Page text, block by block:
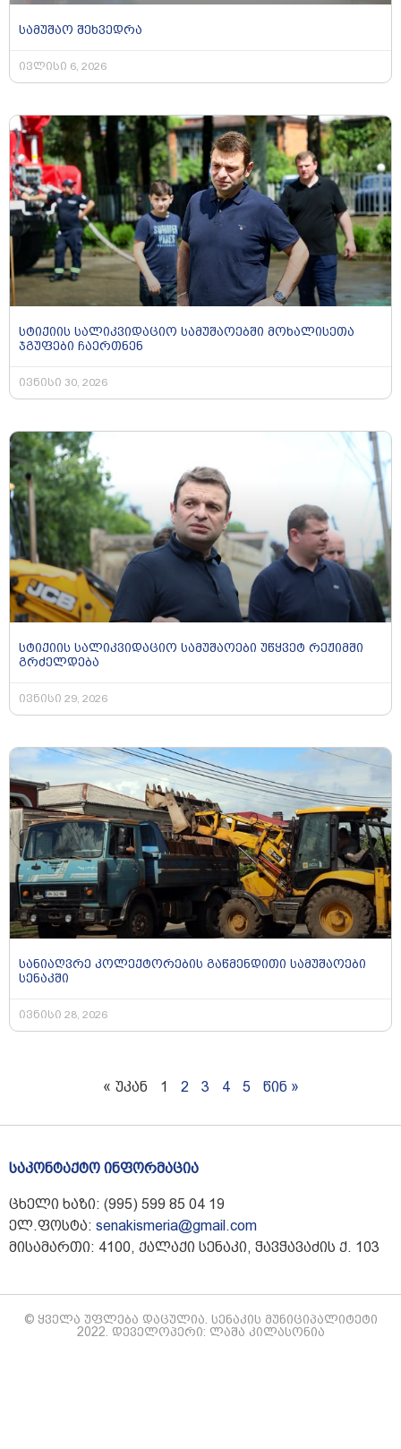
სამუშაო შეხვედრა
ივლისი 6, 2026
სტიქიის სალიკვიდაციო სამუშაოებში მოხალისეთა
ჯგუფები ჩაერთნენ
ივნისი 30, 2026
სტიქიის სალიკვიდაციო სამუშაოები უწყვეტ რეჟიმში
გრძელდება
ივნისი 29, 2026
სანიაღვრე კოლექტორების გაწმენდითი სამუშაოები
სენაკში
ივნისი 28, 2026
« უკან 1 2 3 4 5 წინ »
საკონტაქტო ინფორმაცია
ცხელი ხაზი: (995) 599 85 04 19
ელ.ფოსტა: senakismeria@gmail.com
მისამართი: 4100, ქალაქი სენაკი, ჭავჭავაძის ქ. 103
© ყველა უფლება დაცულია. სენაკის მუნიციპალიტეტი
2022. დეველოპერი: ლაშა კილასონია